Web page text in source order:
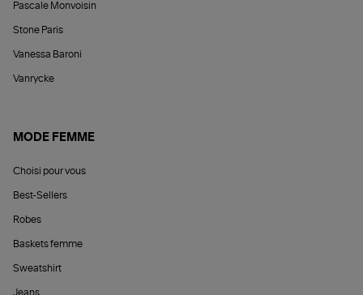
Pascale Monvoisin
Stone Paris
Vanessa Baroni
Vanrycke
MODE FEMME
Choisi pour vous
Best-Sellers
Robes
Baskets femme
Sweatshirt
Jeans